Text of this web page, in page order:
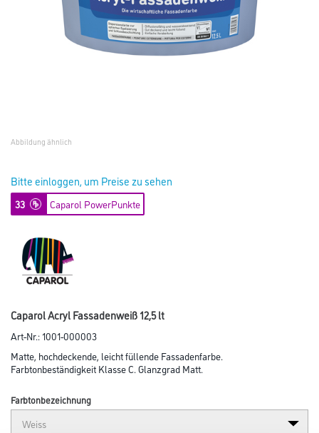
Abbildung ähnlich
Bitte einloggen, um Preise zu sehen
33 Caparol PowerPunkte
Caparol Acryl Fassadenweiß 12,5 lt
Art-Nr.:1001-000003
Matte, hochdeckende, leicht füllende Fassadenfarbe.
Farbtonbeständigkeit Klasse C. Glanzgrad Matt.
Farbtonbezeichnung